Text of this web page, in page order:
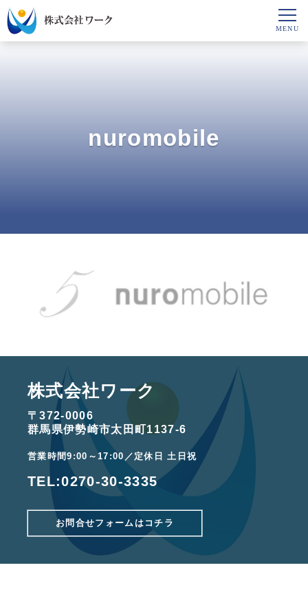
nuromobile
株式会社ワーク
〒372-0006
群馬県伊勢崎市太田町1137-6
営業時間9:00～17:00／定休日 土日祝
TEL:0270-30-3335
お問合せフォームはコチラ